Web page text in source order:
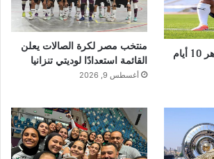
بيراميدز يفقد ناصر ماهر 10 أيام
منتخب مصر لكرة الصالات يعلن
القائمة استعدادًا لوديتي تنزانيا
أغسطس 9, 2026